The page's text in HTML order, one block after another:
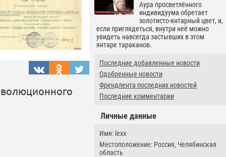
Аура просветлённого
индивидуума обретает
золотисто-янтарный цвет, и,
если приглядеться, внутри неё можно
увидеть навсегда застывших в этом
янтаре тараканов.
Последние добавленные новости
Одобренные новости
Френдлента последних новостей
Последние комментарии
Личные данные
Имя: lexx
Местоположение: Россия, Челябинская
область